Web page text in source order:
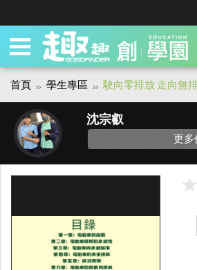
首頁 學生專區 駛向零排放 走向無
沈宗叡
更多